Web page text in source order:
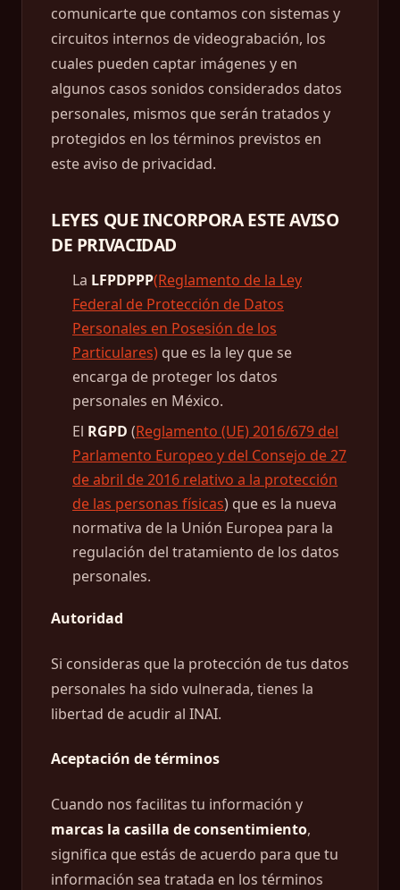
comunicarte que contamos con sistemas y
circuitos internos de videograbación, los
cuales pueden captar imágenes y en
algunos casos sonidos considerados datos
personales, mismos que serán tratados y
protegidos en los términos previstos en
este aviso de privacidad.
LEYES QUE INCORPORA ESTE AVISO
DE PRIVACIDAD
La LFPDPPP(Reglamento de la Ley
Federal de Protección de Datos
Personales en Posesión de los
Particulares) que es la ley que se
encarga de proteger los datos
personales en México.
El RGPD (Reglamento (UE) 2016/679 del
Parlamento Europeo y del Consejo de 27
de abril de 2016 relativo a la protección
de las personas físicas) que es la nueva
normativa de la Unión Europea para la
regulación del tratamiento de los datos
personales.
Autoridad
Si consideras que la protección de tus datos
personales ha sido vulnerada, tienes la
libertad de acudir al INAI.
Aceptación de términos
Cuando nos facilitas tu información y
marcas la casilla de consentimiento,
significa que estás de acuerdo para que tu
información sea tratada en los términos